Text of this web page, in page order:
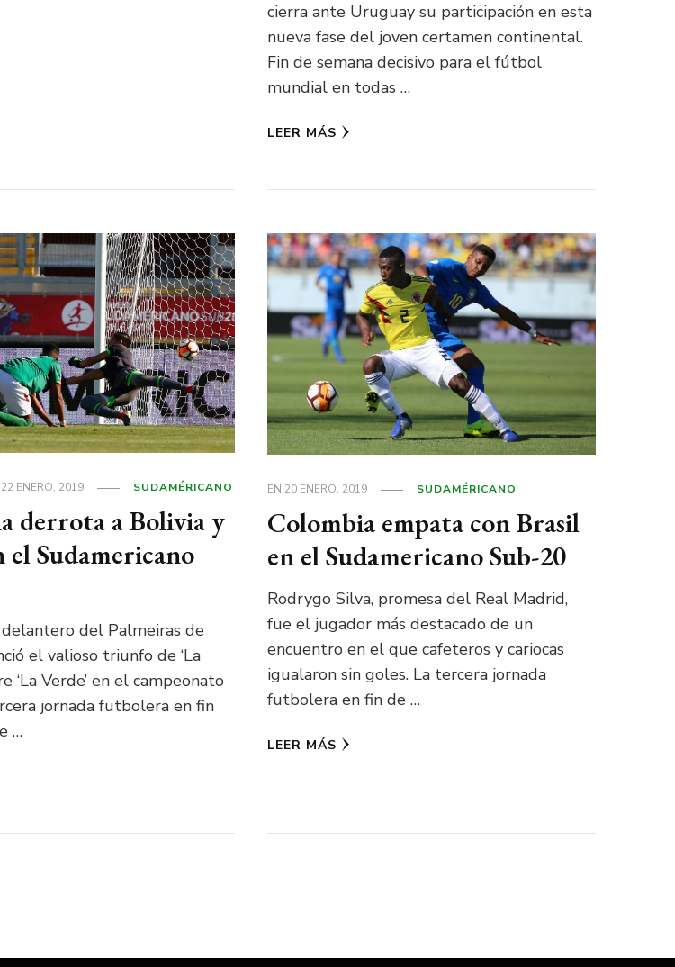
cierra ante Uruguay su participación en esta
nueva fase del joven certamen continental.
Fin de semana decisivo para el fútbol
mundial en todas …
LEER MÁS
22 ENERO, 2019 SUDAMÉRICANO
derrota a Bolivia y
el Sudamericano
del Palmeiras de
el valioso triunfo de ‘La
‘La Verde’ en el campeonato
jornada futbolera en fin
…
EN 20 ENERO, 2019 SUDAMÉRICANO
Colombia empata con Brasil
en el Sudamericano Sub-20
Rodrygo Silva, promesa del Real Madrid,
fue el jugador más destacado de un
encuentro en el que cafeteros y cariocas
igualaron sin goles. La tercera jornada
futbolera en fin de …
LEER MÁS